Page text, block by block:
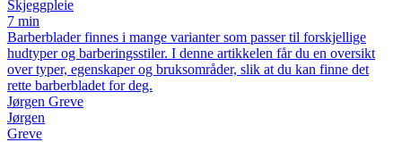
Skjeggpleie
7 min
Barberblader finnes i mange varianter som passer til forskjellige
hudtyper og barberingsstiler. I denne artikkelen får du en oversikt
over typer, egenskaper og bruksområder, slik at du kan finne det
rette barberbladet for deg.
Jørgen Greve
Jørgen
Greve